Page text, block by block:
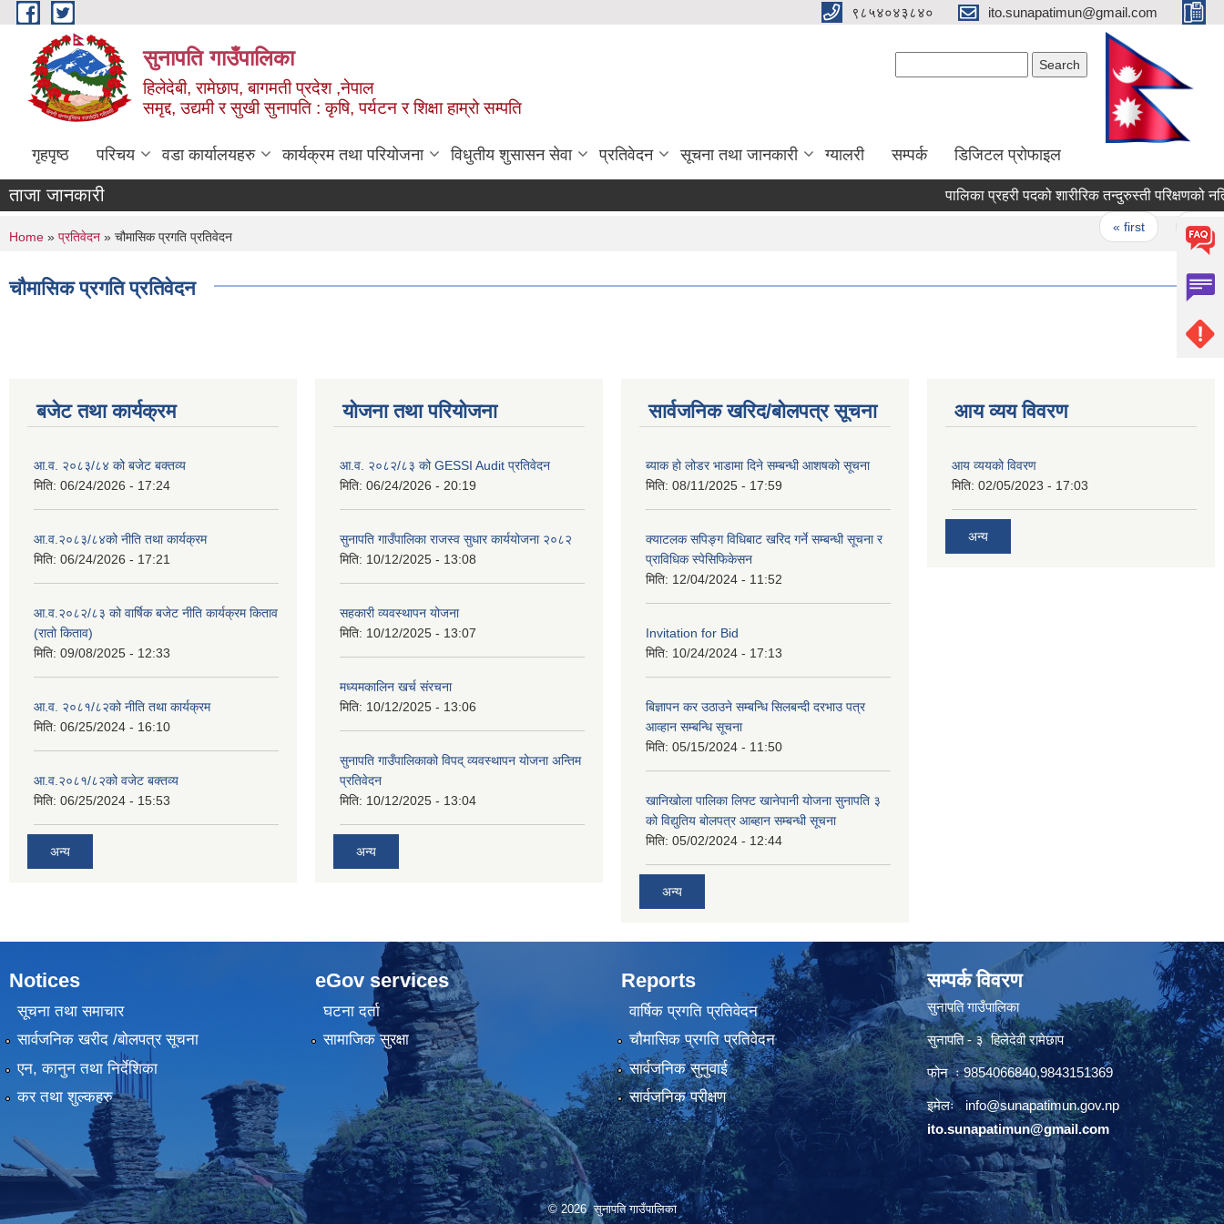
Skip to main content ९८५४०४३८४० ito.sunapatimun@gmail.com
सुनापति गाउँपालिका
हिलेदेबी, रामेछाप, बागमती प्रदेश ,नेपाल
समृद्द, उद्यमी र सुखी सुनापति : कृषि, पर्यटन र शिक्षा हाम्रो सम्पति
गृहपृष्ठ परिचय वडा कार्यालयहरु कार्यक्रम तथा परियोजना विधुतीय शुसासन सेवा प्रतिवेदन सूचना तथा जानकारी ग्यालरी सम्पर्क डिजिटल प्रोफाइल
ताजा जानकारी पालिका प्रहरी पदको शारीरिक तन्दुरुस्ती परिक्षणको
« first ‹
You are here
Home » प्रतिवेदन » चौमासिक प्रगति प्रतिवेदन
चौमासिक प्रगति प्रतिवेदन
बजेट तथा कार्यक्रम
आ.व. २०८३/८४ को बजेट बक्तव्य
मिति: 06/24/2026 - 17:24
आ.व.२०८३/८४को नीति तथा कार्यक्रम
मिति: 06/24/2026 - 17:21
आ.व.२०८२/८३ को वार्षिक बजेट नीति कार्यक्रम किताव
(रातो किताव)
मिति: 09/08/2025 - 12:33
आ.व. २०८१/८२को नीति तथा कार्यक्रम
मिति: 06/25/2024 - 16:10
आ.व.२०८१/८२को वजेट बक्तव्य
मिति: 06/25/2024 - 15:53
अन्य
योजना तथा परियोजना
आ.व. २०८२/८३ को GESSI Audit प्रतिवेदन
मिति: 06/24/2026 - 20:19
सुनापति गाउँपालिका राजस्व सुधार कार्ययोजना २०८२
मिति: 10/12/2025 - 13:08
सहकारी व्यवस्थापन योजना
मिति: 10/12/2025 - 13:07
मध्यमकालिन खर्च संरचना
मिति: 10/12/2025 - 13:06
सुनापति गाउँपालिकाको विपद् व्यवस्थापन योजना अन्तिम
प्रतिवेदन
मिति: 10/12/2025 - 13:04
अन्य
सार्वजनिक खरिद/बोलपत्र सूचना
ब्याक हो लोडर भाडामा दिने सम्बन्धी आशषको सूचना
मिति: 08/11/2025 - 17:59
क्याटलक सपिङ्ग विधिबाट खरिद गर्ने सम्बन्धी सूचना र
प्राविधिक स्पेसिफिकेसन
मिति: 12/04/2024 - 11:52
Invitation for Bid
मिति: 10/24/2024 - 17:13
बिज्ञापन कर उठाउने सम्बन्धि सिलबन्दी दरभाउ पत्र
आव्हान सम्बन्धि सूचना
मिति: 05/15/2024 - 11:50
खानिखोला पालिका लिफ्ट खानेपानी योजना सुनापति ३
को विद्युतिय बोलपत्र आब्हान सम्बन्धी सूचना
मिति: 05/02/2024 - 12:44
अन्य
आय व्यय विवरण
आय व्ययको विवरण
मिति: 02/05/2023 - 17:03
अन्य
Notices
सूचना तथा समाचार
सार्वजनिक खरीद /बोलपत्र सूचना
एन, कानुन तथा निर्देशिका
कर तथा शुल्कहरु
eGov services
घटना दर्ता
सामाजिक सुरक्षा
Reports
वार्षिक प्रगति प्रतिवेदन
चौमासिक प्रगति प्रतिवेदन
सार्वजनिक सुनुवाई
सार्वजनिक परीक्षण
सम्पर्क विवरण
सुनापति गाउँपालिका
सुनापति - ३ हिलेदेवी रामेछाप
फोन ः 9854066840,9843151369
इमेलः info@sunapatimun.gov.np
ito.sunapatimun@gmail.com
© 2026 सुनापति गाउँपालिका